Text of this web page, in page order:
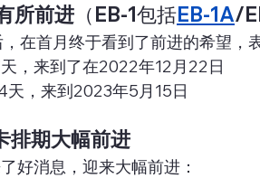
所前进 （EB-1包括EB-1A/
在首月终于看到了前进的希望，
，来到了在2022年12月22日
天，来到2023年5月15日
排期大幅前进
好消息，迎来大幅前进：